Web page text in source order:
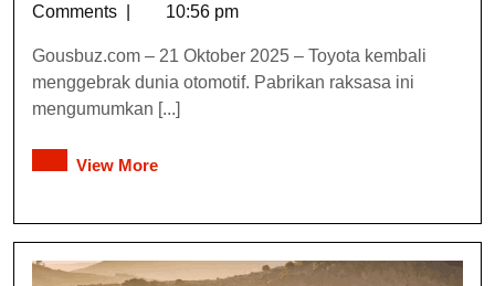
Comments
10:56 pm
Gousbuz.com – 21 Oktober 2025 – Toyota kembali
menggebrak dunia otomotif. Pabrikan raksasa ini
mengumumkan [...]
View More